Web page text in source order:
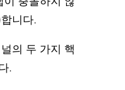
니다.
의 두 가지 핵
.